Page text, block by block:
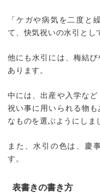
「ケガや病気を二度と
て、快気祝いの水引とし
他にも水引には、梅結
あります。
中には、出産や入学な
祝い事に用いられる物
なものを選ぶようにしま
また、水引の色は、慶
す。
表書きの書き方